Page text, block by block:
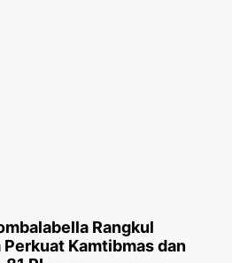
Rangkul
Perkuat Kamtibmas dan